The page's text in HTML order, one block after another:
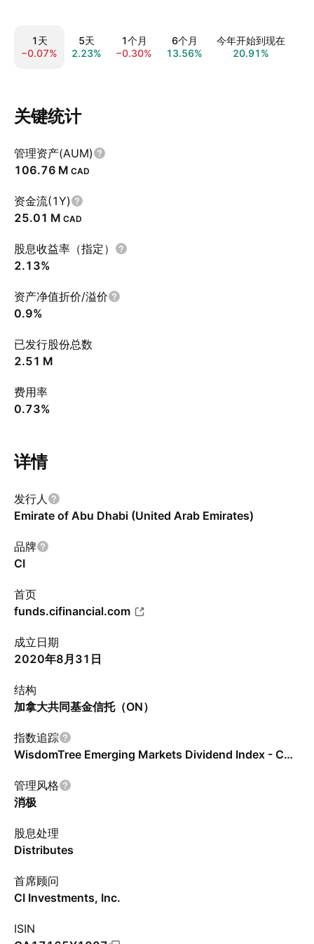
1天
−0.07%
5天
2.23%
1个月
−0.30%
6个月
13.56%
今年开始到现在
20.91%
关键统计
管理资产(AUM)
‪106.76 M‬ CAD
资金流(1Y)
‪25.01 M‬ CAD
股息收益率（指定）
2.13%
资产净值折价/溢价
0.9%
已发行股份总数
‪2.51 M‬
费用率
0.73%
详情
发行人
Emirate of Abu Dhabi (United Arab Emirates)
品牌
CI
首页
funds.cifinancial.com
成立日期
2020年8月31日
结构
加拿大共同基金信托（ON）
指数追踪
WisdomTree Emerging Markets Dividend Index - CAD
管理风格
消极
股息处理
Distributes
首席顾问
CI Investments, Inc.
ISIN